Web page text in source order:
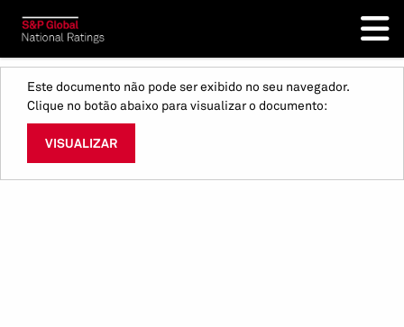
Este documento não pode ser exibido no seu navegador.
Clique no botão abaixo para visualizar o documento:
VISUALIZAR